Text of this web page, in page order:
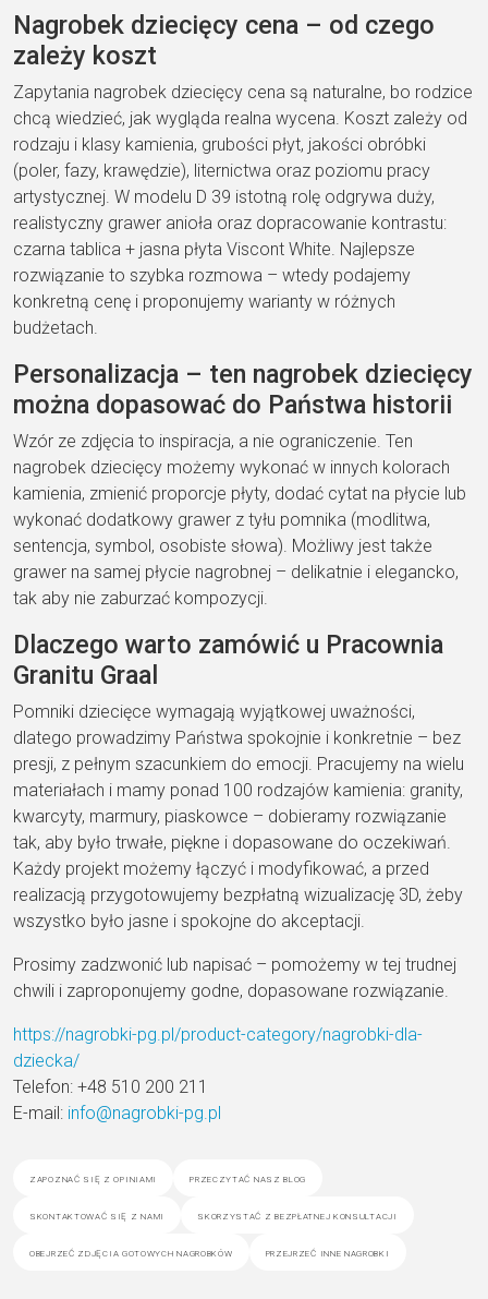
Nagrobek dziecięcy cena – od czego
zależy koszt
Zapytania nagrobek dziecięcy cena są naturalne, bo rodzice
chcą wiedzieć, jak wygląda realna wycena. Koszt zależy od
rodzaju i klasy kamienia, grubości płyt, jakości obróbki
(poler, fazy, krawędzie), liternictwa oraz poziomu pracy
artystycznej. W modelu D 39 istotną rolę odgrywa duży,
realistyczny grawer anioła oraz dopracowanie kontrastu:
czarna tablica + jasna płyta Viscont White. Najlepsze
rozwiązanie to szybka rozmowa – wtedy podajemy
konkretną cenę i proponujemy warianty w różnych
budżetach.
Personalizacja – ten nagrobek dziecięcy
można dopasować do Państwa historii
Wzór ze zdjęcia to inspiracja, a nie ograniczenie. Ten
nagrobek dziecięcy możemy wykonać w innych kolorach
kamienia, zmienić proporcje płyty, dodać cytat na płycie lub
wykonać dodatkowy grawer z tyłu pomnika (modlitwa,
sentencja, symbol, osobiste słowa). Możliwy jest także
grawer na samej płycie nagrobnej – delikatnie i elegancko,
tak aby nie zaburzać kompozycji.
Dlaczego warto zamówić u Pracownia
Granitu Graal
Pomniki dziecięce wymagają wyjątkowej uważności,
dlatego prowadzimy Państwa spokojnie i konkretnie – bez
presji, z pełnym szacunkiem do emocji. Pracujemy na wielu
materiałach i mamy ponad 100 rodzajów kamienia: granity,
kwarcyty, marmury, piaskowce – dobieramy rozwiązanie
tak, aby było trwałe, piękne i dopasowane do oczekiwań.
Każdy projekt możemy łączyć i modyfikować, a przed
realizacją przygotowujemy bezpłatną wizualizację 3D, żeby
wszystko było jasne i spokojne do akceptacji.
Prosimy zadzwonić lub napisać – pomożemy w tej trudnej
chwili i zaproponujemy godne, dopasowane rozwiązanie.
https://nagrobki-pg.pl/product-category/nagrobki-dla-
dziecka/
Telefon: +48 510 200 211
E-mail: info@nagrobki-pg.pl
zapoznać się z opiniami przeczytać nasz blog
skontaktować się z nami skorzystać z bezpłatnej konsultacji
obejrzeć zdjęcia gotowych nagrobków przejrzeć inne nagrobki